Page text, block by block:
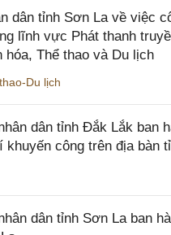
dân tỉnh Sơn La về việc
lĩnh vực Phát thanh
Thể thao và Du lịch
Du lịch
dân tỉnh Đắk Lắk ban
công trên địa bàn
dân tỉnh Sơn La ban